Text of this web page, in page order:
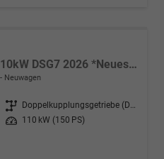
R-Line 1.5 eTSI 150PS/110kW DSG7 2026 *Neues Modell*
Neuwagen
Getriebe
Doppelkupplungsgetriebe (DSG)
Leistung 110 kW (150 PS)